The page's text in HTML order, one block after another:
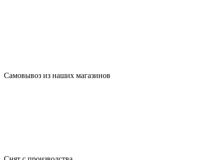
Самовывоз из наших магазинов